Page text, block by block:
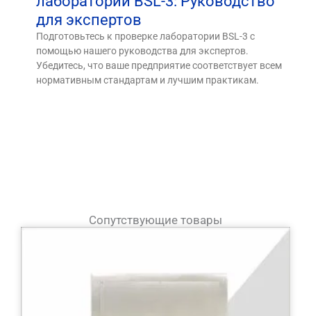
для экспертов
Подготовьтесь к проверке лаборатории BSL-3 с
помощью нашего руководства для экспертов.
Убедитесь, что ваше предприятие соответствует всем
нормативным стандартам и лучшим практикам.
Сопутствующие товары